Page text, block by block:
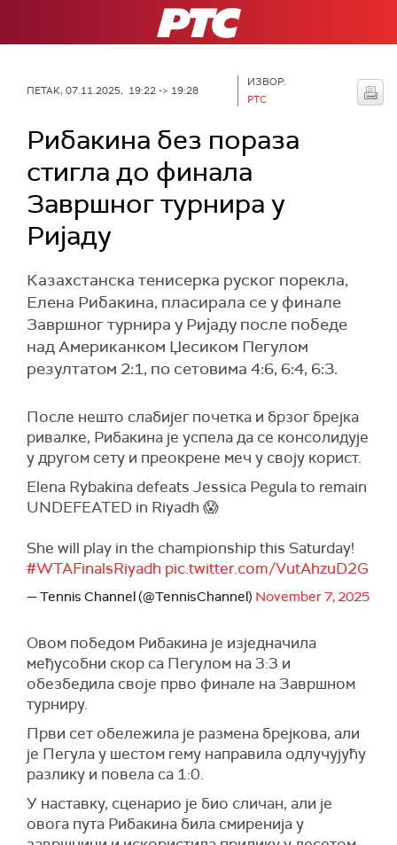
РТС
ПЕТАК, 07.11.2025, 19:22 -> 19:28
ИЗВОР:
РТС
Рибакина без пораза
стигла до финала
Завршног турнира у
Ријаду
Казахстанска тенисерка руског порекла,
Елена Рибакина, пласирала се у финале
Завршног турнира у Ријаду после победе
над Американком Џесиком Пегулом
резултатом 2:1, по сетовима 4:6, 6:4, 6:3.
После нешто слабијег почетка и брзог брејка
ривалке, Рибакина је успела да се консолидује
у другом сету и преокрене меч у своју корист.
Elena Rybakina defeats Jessica Pegula to remain
UNDEFEATED in Riyadh 😱
She will play in the championship this Saturday!
#WTAFinalsRiyadh pic.twitter.com/VutAhzuD2G
— Tennis Channel (@TennisChannel) November 7, 2025
Овом победом Рибакина је изједначила
међусобни скор са Пегулом на 3:3 и
обезбедила своје прво финале на Завршном
турниру.
Први сет обележила је размена брејкова, али
је Пегула у шестом гему направила одлучујућу
разлику и повела са 1:0.
У наставку, сценарио је био сличан, али је
овога пута Рибакина била смиренија у